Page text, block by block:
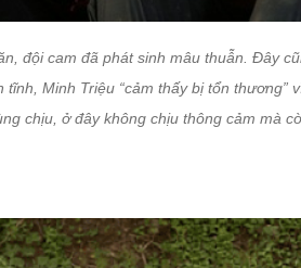
đội cam đã phát sinh mâu thuẫn. Đây
Minh Triệu “cảm thấy bị tổn thương”
chịu, ở đây không chịu thông cảm mà